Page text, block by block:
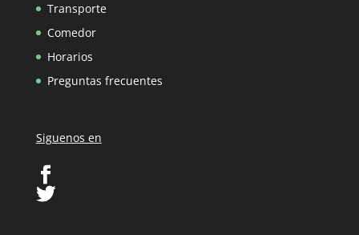
Transporte
Comedor
Horarios
Preguntas frecuentes
Siguenos en